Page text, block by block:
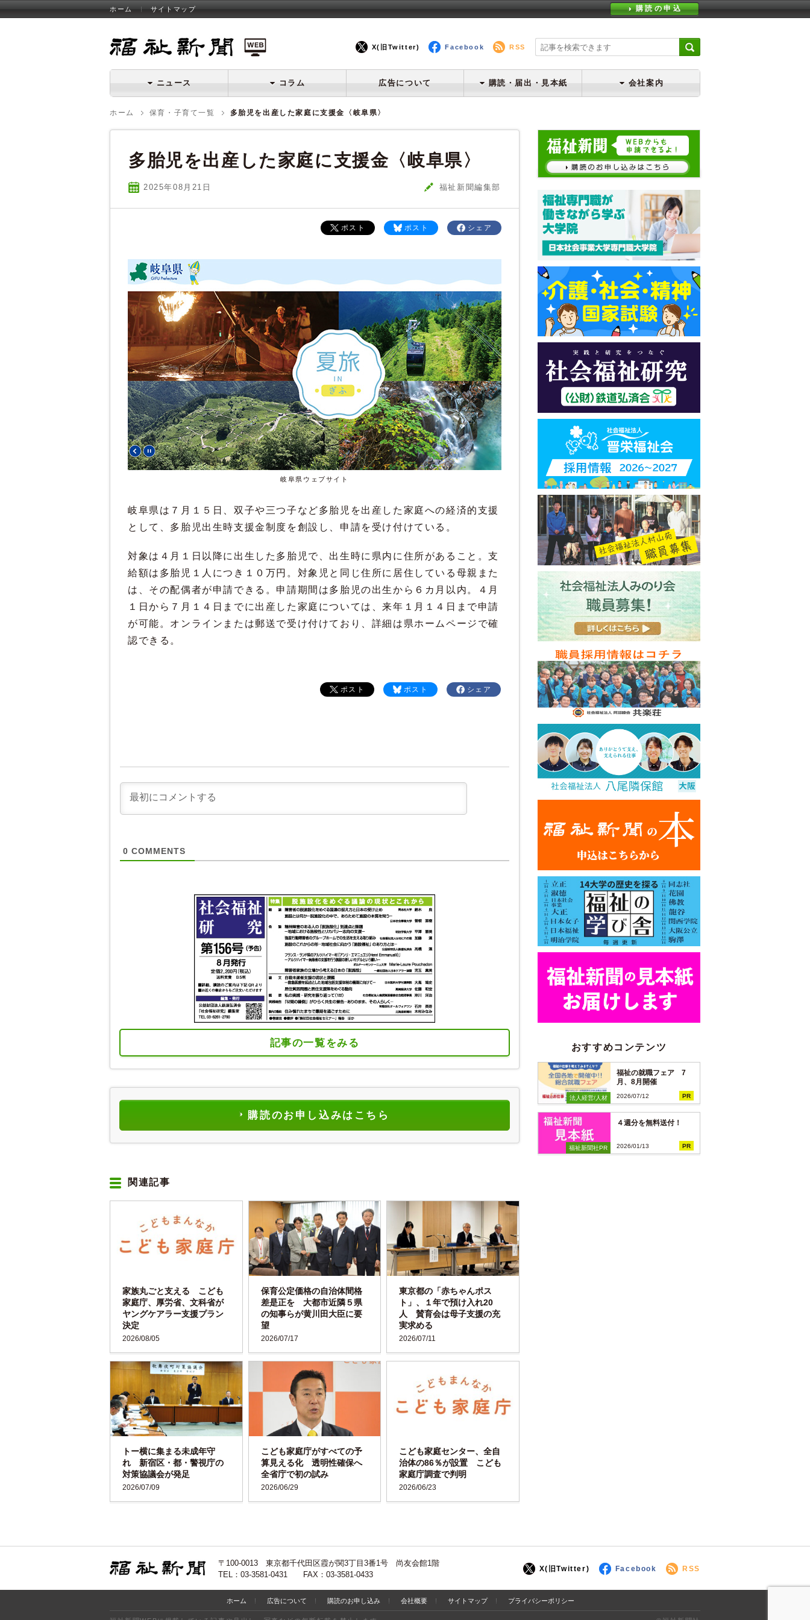
ホーム サイトマップ 購読の申込
X(旧Twitter) Facebook RSS
ニュース コラム 広告について 購読・届出・見本紙 会社案内
ホーム 保育・子育て一覧 多胎児を出産した家庭に支援金〈岐阜県〉
多胎児を出産した家庭に支援金〈岐阜県〉
2025年08 月 21 日 福祉新聞編集部
シェア
ポスト
ポスト
岐阜県ウェブサイト
岐阜県は７月１５日、双子や三つ子など多胎児を出産した家庭への経済的支援
として、多胎児出生時支援金制度を創設し、申請を受け付けている。
対象は４月１日以降に出生した多胎児で、出生時に県内に住所があること。支
給額は多胎児１人につき１０万円。対象児と同じ住所に居住している母親また
は、その配偶者が申請できる。申請期間は多胎児の出生から６カ月以内。４月
１日から７月１４日までに出産した家庭については、来年１月１４日まで申請
が可能。オンラインまたは郵送で受け付けており、詳細は県ホームページで確
認できる。
シェア
ポスト
ポスト
0 COMMENTS
記事の一覧をみる
購読のお申し込みはこちら
関連記事
2026/08/05
家族丸ごと支える こども
家庭庁、厚労省、文科省が
ヤングケアラー支援プラン
決定
2026/07/17
保育公定価格の自治体間格
差是正を 大都市近隣５県
の知事らが黄川田大臣に要
望
2026/07/11
東京都の「赤ちゃんポス
ト」、１年で預け入れ20
人 賛育会は母子支援の充
実求める
2026/07/09
トー横に集まる未成年守
れ 新宿区・都・警視庁の
対策協議会が発足
2026/06/29
こども家庭庁がすべての予
算見える化 透明性確保へ
全省庁で初の試み
2026/06/23
こども家庭センター、全自
治体の86％が設置 こども
家庭庁調査で判明
おすすめコンテンツ
法人経営/人材
福祉の就職フェア 7
月、8月開催
2026/07/12 PR
福祉新聞社PR
４週分を無料送付！
2026/01/13 PR
〒100-0013 東京都千代田区霞が関3丁目3番1号 尚友会館1階
TEL：03-3581-0431 FAX：03-3581-0433
X(旧Twitter) Facebook RSS
ホーム 広告について 購読のお申し込み 会社概要 サイトマップ プライバシーポリシー